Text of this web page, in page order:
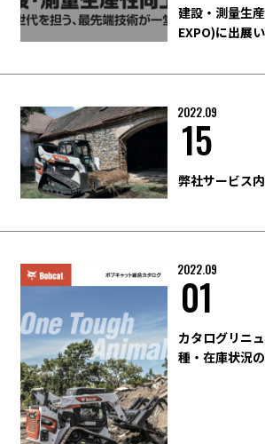
建設・測量生
EXPO)に出展
2022.09
15
弊社サービス
2022.09
01
カタログリニ
種・在庫状況